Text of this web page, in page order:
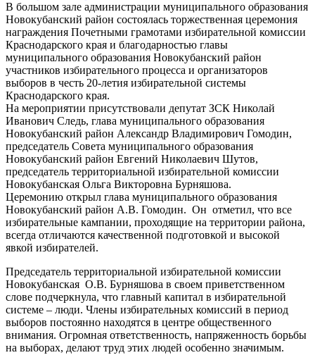
В большом зале администрации муниципального образования
Новокубанский район состоялась торжественная церемония
награждения Почетными грамотами избирательной комиссии
Краснодарского края и благодарностью главы
муниципального образования Новокубанский район
участников избирательного процесса и организаторов
выборов в честь 20-летия избирательной системы
Краснодарского края.
На мероприятии присутствовали депутат ЗСК Николай
Иванович Следь, глава муниципального образования
Новокубанский район Александр Владимирович Гомодин,
председатель Совета муниципального образования
Новокубанский район Евгений Николаевич Шутов,
председатель территориальной избирательной комиссии
Новокубанская Ольга Викторовна Бурняшова.
Церемонию открыл глава муниципального образования
Новокубанский район А.В. Гомодин. Он отметил, что все
избирательные кампании, проходящие на территории района,
всегда отличаются качественной подготовкой и высокой
явкой избирателей.
Председатель территориальной избирательной комиссии
Новокубанская О.В. Бурняшова в своем приветственном
слове подчеркнула, что главный капитал в избирательной
системе – люди. Члены избирательных комиссий в период
выборов постоянно находятся в центре общественного
внимания. Огромная ответственность, напряженность борьбы
на выборах, делают труд этих людей особенно значимым.